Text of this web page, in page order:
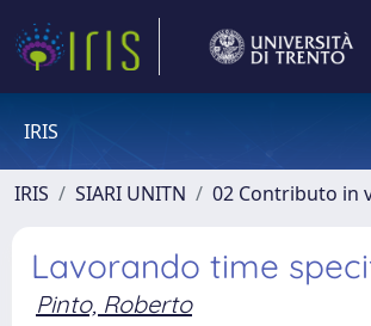
IRIS
IRIS SIARI UNITN 02 Contributo in
Lavorando time
Pinto, Roberto